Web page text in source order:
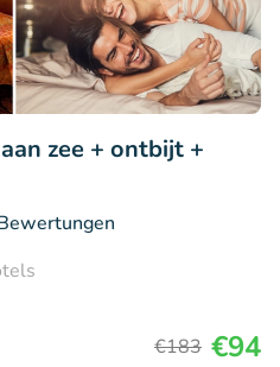
zee + ontbijt +
€183 €94